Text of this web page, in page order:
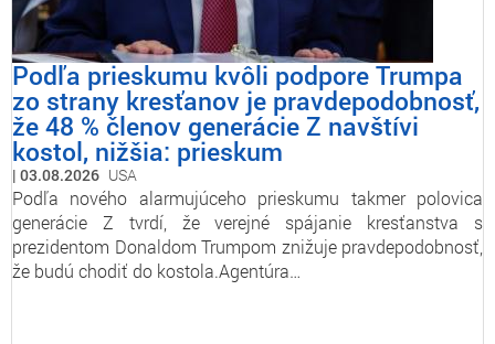
Podľa prieskumu kvôli podpore Trumpa
zo strany kresťanov je pravdepodobnosť,
že 48 % členov generácie Z navštívi
kostol, nižšia: prieskum
03.08.2026 USA
Podľa nového alarmujúceho prieskumu takmer polovica
generácie Z tvrdí, že verejné spájanie kresťanstva s
prezidentom Donaldom Trumpom znižuje pravdepodobnosť,
že budú chodiť do kostola.Agentúra…